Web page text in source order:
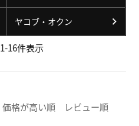
ヤコブ・オクン
1-16件表示
価格が高い順 レビュー順